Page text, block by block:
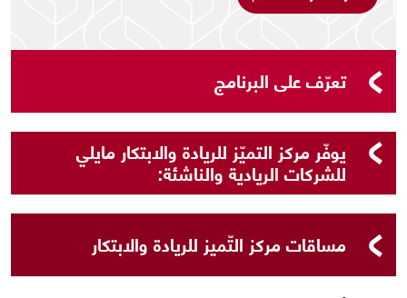
تعرّف على البرنامج
يوفّر مركز التميّز للريادة والابتكار مايلي
للشركات الريادية والناشئة:
مساقات مركز التّميز للريادة والابتكار